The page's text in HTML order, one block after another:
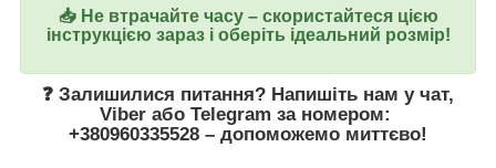
📥 Не втрачайте часу – скористайтеся цією
інструкцією зараз і оберіть ідеальний розмір!
❓ Залишилися питання? Напишіть нам у чат,
Viber або Telegram за номером:
+380960335528 – допоможемо миттєво!